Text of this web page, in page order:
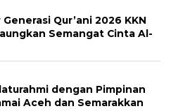
Qur’ani 2026 KKN
Semangat Cinta Al-
dengan Pimpinan
Aceh dan Semarakkan